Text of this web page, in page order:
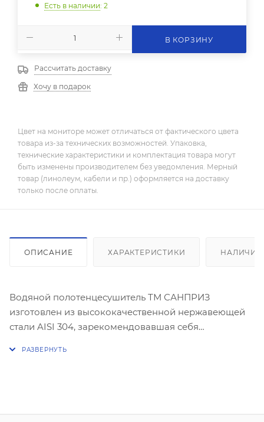
Есть в наличии: 2
В КОРЗИНУ
Рассчитать доставку
Хочу в подарок
Цвет на мониторе может отличаться от фактического цвета
товара из-за технических возможностей. Упаковка,
технические характеристики и комплектация товара могут
быть изменены производителем без уведомления. Мерный
товар (линолеум, кабели и пр.) оформляется на доставку
только после оплаты.
ОПИСАНИЕ ХАРАКТЕРИСТИКИ НАЛИЧИЕ
Водяной полотенцесушитель ТМ САНПРИЗ
изготовлен из высококачественной нержавеющей
стали AISI 304, зарекомендовавшая себя